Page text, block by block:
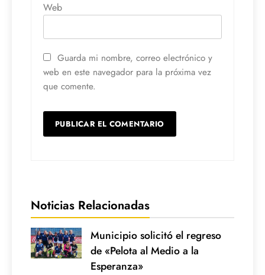
Web
Guarda mi nombre, correo electrónico y
web en este navegador para la próxima vez
que comente.
Noticias Relacionadas
Municipio solicitó el regreso
de «Pelota al Medio a la
Esperanza»